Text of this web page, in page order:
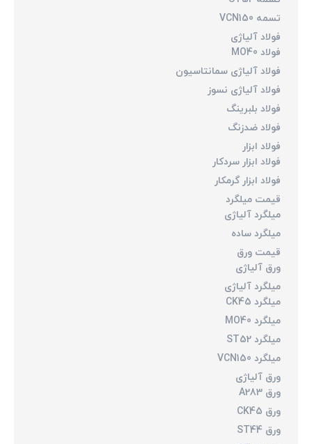
تسمه VCN150
فولاد آلیاژی
فولاد MO40
فولاد آلیاژی سمانتاسیون
فولاد آلیاژی نسوز
فولاد بلبرینگ
فولاد ضدزنگ
فولاد ابزار
فولاد ابزار سردکار
فولاد ابزار گرمکار
قیمت میلگرد
میلگرد آلیاژی
میلگرد ساده
قیمت ورق
ورق آلیاژی
میلگرد آلیاژی
میلگرد CK45
میلگرد MO40
میلگرد ST52
میلگرد VCN150
ورق آلیاژی
ورق A283
ورق CK45
ورق ST44